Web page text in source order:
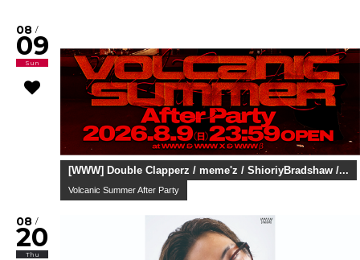
08 /
09
Sun
[WWW] Double Clapperz / meme'z / ShioriyBradshaw /...
Volcanic Summer After Party
08 /
20
Thu